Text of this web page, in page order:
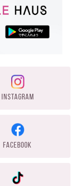
INSTAGRAM
FACEBOOK